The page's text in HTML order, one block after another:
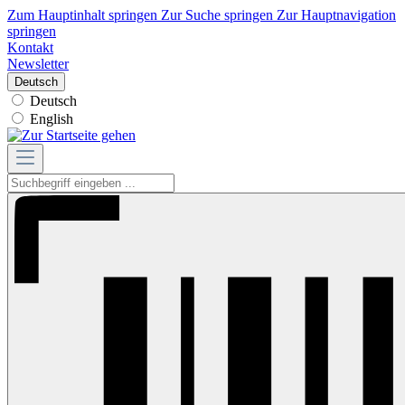
Zum Hauptinhalt springen Zur Suche springen Zur Hauptnavigation
springen
Kontakt
Newsletter
Deutsch
Deutsch
English